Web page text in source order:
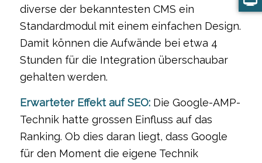
diverse der bekanntesten CMS ein
Standardmodul mit einem einfachen Design.
Damit können die Aufwände bei etwa 4
Stunden für die Integration überschaubar
gehalten werden.
Erwarteter Effekt auf SEO:Die Google-AMP-
Technik hatte grossen Einfluss auf das
Ranking. Ob dies daran liegt, dass Google
für den Moment die eigene Technik